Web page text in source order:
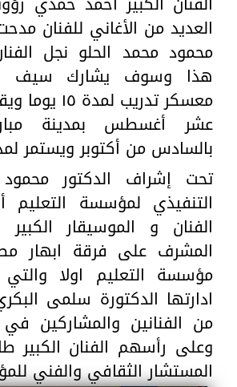
العديد من الأغاني للفنان
محمود محمد الحلو نجل
هذا وسوف يشارك سيف
معسكر تدريب
عشر أغسطس بمدينة
بالسادس من أكتوبر ويستمر
تحت إشراف الدكتور
التنفيذي لمؤسسة التعليم
الفنان و الموسيقار
المشرف على فرقة ابهار
مؤسسة التعليم اولا
ادارتها الدكتورة سلمى
من الفنانين والمشاركين
وعلى رأسهم الفنان الكبير
المستشار الثقافي والفني